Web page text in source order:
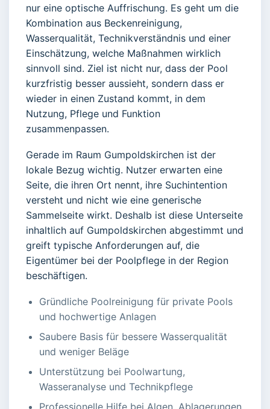
nur eine optische Auffrischung. Es geht um die
Kombination aus Beckenreinigung,
Wasserqualität, Technikverständnis und einer
Einschätzung, welche Maßnahmen wirklich
sinnvoll sind. Ziel ist nicht nur, dass der Pool
kurzfristig besser aussieht, sondern dass er
wieder in einen Zustand kommt, in dem
Nutzung, Pflege und Funktion
zusammenpassen.
Gerade im Raum Gumpoldskirchen ist der
lokale Bezug wichtig. Nutzer erwarten eine
Seite, die ihren Ort nennt, ihre Suchintention
versteht und nicht wie eine generische
Sammelseite wirkt. Deshalb ist diese Unterseite
inhaltlich auf Gumpoldskirchen abgestimmt und
greift typische Anforderungen auf, die
Eigentümer bei der Poolpflege in der Region
beschäftigen.
Gründliche Poolreinigung für private Pools
und hochwertige Anlagen
Saubere Basis für bessere Wasserqualität
und weniger Beläge
Unterstützung bei Poolwartung,
Wasseranalyse und Technikpflege